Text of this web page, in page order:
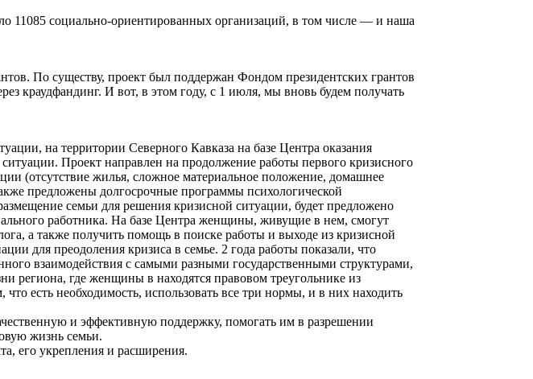
11085 социально-ориентированных организаций, в том числе — и наша
По существу, проект был поддержан Фондом президентских грантов
краудфандинг. И вот, в этом году, с 1 июля, мы вновь будем получать
на территории Северного Кавказа на базе Центра оказания
Проект направлен на продолжение работы первого кризисного
(отсутствие жилья, сложное материальное положение, домашнее
предложены долгосрочные программы психологической
семьи для решения кризисной ситуации, будет предложено
работника. На базе Центра женщины, живущие в нем, смогут
а также получить помощь в поиске работы и выходе из кризисной
для преодоления кризиса в семье. 2 года работы показали, что
взаимодействия с самыми разными государственными структурами,
региона, где женщины в находятся правовом треугольнике из
есть необходимость, использовать все три нормы, и в них находить
и эффективную поддержку, помогать им в разрешении
жизнь семьи.
его укрепления и расширения.